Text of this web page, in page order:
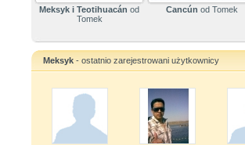
Meksyk i Teotihuacán od
Tomek
Cancún od Tomek
Meksyk - ostatnio zarejestrowani użytkownicy